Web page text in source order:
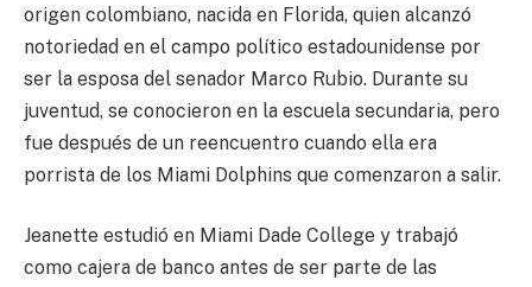
origen colombiano, nacida en Florida, quien alcanzó
notoriedad en el campo político estadounidense por
ser la esposa del senador Marco Rubio. Durante su
juventud, se conocieron en la escuela secundaria, pero
fue después de un reencuentro cuando ella era
porrista de los Miami Dolphins que comenzaron a salir.
Jeanette estudió en Miami Dade College y trabajó
como cajera de banco antes de ser parte de las